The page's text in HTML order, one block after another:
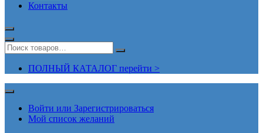
Контакты
ПОЛНЫЙ КАТАЛОГ перейти >
Войти или Зарегистрироваться
Мой список желаний